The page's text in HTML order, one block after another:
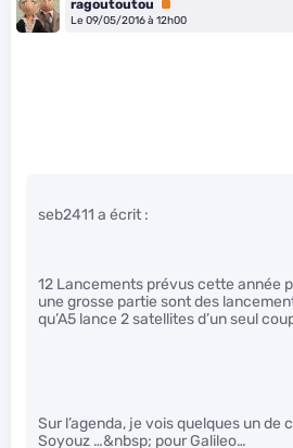
ragoutoutou
Premium
Le 09/05/2016 à 12h00
seb2411 a écrit :
12 Lancements prévus cette année
une grosse partie sont des
qu’A5 lance 2 satellites d’un seul
Sur l’agenda, je vois quelques un de
Soyouz …&nbsp; pour Galileo…